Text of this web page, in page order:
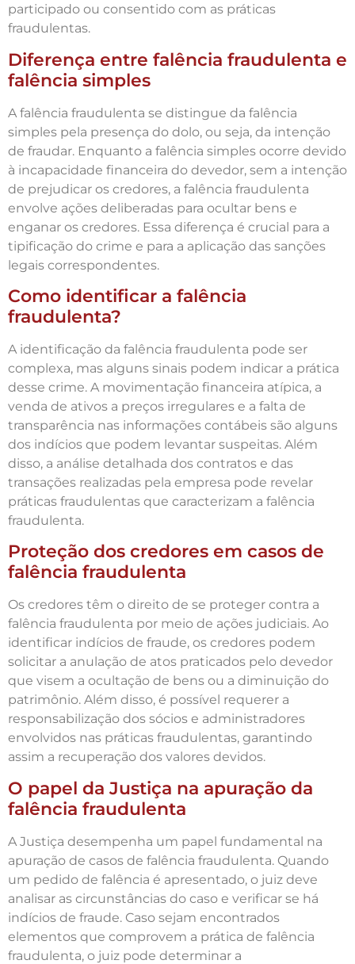
participado ou consentido com as práticas
fraudulentas.
Diferença entre falência fraudulenta e
falência simples
A falência fraudulenta se distingue da falência
simples pela presença do dolo, ou seja, da intenção
de fraudar. Enquanto a falência simples ocorre devido
à incapacidade financeira do devedor, sem a intenção
de prejudicar os credores, a falência fraudulenta
envolve ações deliberadas para ocultar bens e
enganar os credores. Essa diferença é crucial para a
tipificação do crime e para a aplicação das sanções
legais correspondentes.
Como identificar a falência
fraudulenta?
A identificação da falência fraudulenta pode ser
complexa, mas alguns sinais podem indicar a prática
desse crime. A movimentação financeira atípica, a
venda de ativos a preços irregulares e a falta de
transparência nas informações contábeis são alguns
dos indícios que podem levantar suspeitas. Além
disso, a análise detalhada dos contratos e das
transações realizadas pela empresa pode revelar
práticas fraudulentas que caracterizam a falência
fraudulenta.
Proteção dos credores em casos de
falência fraudulenta
Os credores têm o direito de se proteger contra a
falência fraudulenta por meio de ações judiciais. Ao
identificar indícios de fraude, os credores podem
solicitar a anulação de atos praticados pelo devedor
que visem a ocultação de bens ou a diminuição do
patrimônio. Além disso, é possível requerer a
responsabilização dos sócios e administradores
envolvidos nas práticas fraudulentas, garantindo
assim a recuperação dos valores devidos.
O papel da Justiça na apuração da
falência fraudulenta
A Justiça desempenha um papel fundamental na
apuração de casos de falência fraudulenta. Quando
um pedido de falência é apresentado, o juiz deve
analisar as circunstâncias do caso e verificar se há
indícios de fraude. Caso sejam encontrados
elementos que comprovem a prática de falência
fraudulenta, o juiz pode determinar a